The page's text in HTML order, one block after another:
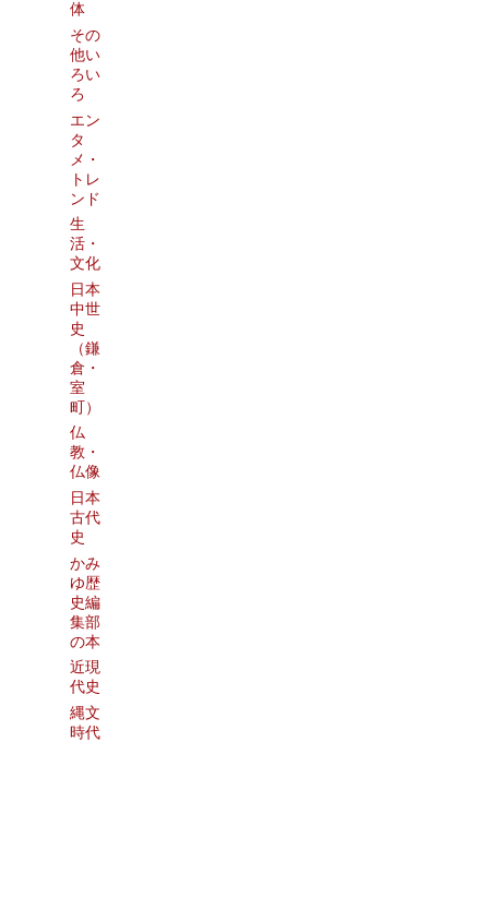
体
その
他い
ろい
ろ
エン
タ
メ・
トレ
ンド
生
活・
文化
日本
中世
史
（鎌
倉・
室
町）
仏
教・
仏像
日本
古代
史
かみ
ゆ歴
史編
集部
の本
近現
代史
縄文
時代